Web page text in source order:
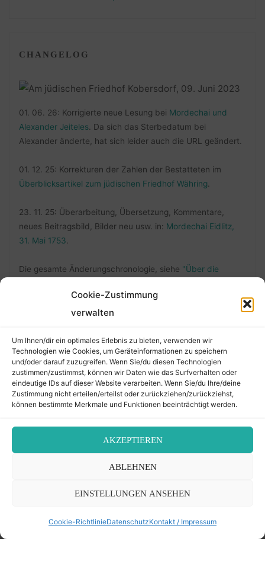
Cookie-Zustimmung
verwalten
Um Ihnen/dir ein optimales Erlebnis zu bieten, verwenden wir
Technologien wie Cookies, um Geräteinformationen zu speichern
und/oder darauf zuzugreifen. Wenn Sie/du diesen Technologien
zustimmen/zustimmst, können wir Daten wie das Surfverhalten oder
eindeutige IDs auf dieser Website verarbeiten. Wenn Sie/du Ihre/deine
Zustimmung nicht erteilen/erteilst oder zurückziehen/zurückziehst,
können bestimmte Merkmale und Funktionen beeinträchtigt werden.
AKZEPTIEREN
ABLEHNEN
EINSTELLUNGEN ANSEHEN
Cookie-RichtlinieDatenschutzKontakt / Impressum
CHANGELOG
01. 06. 26: Korrigierte neue Lesung bei Mordechai und
Alexander Jeiteles. Da sich das Sterbedatum bei
Alexander änderte, hat sich leider auch die URL geändert.
01. 12. 25: Korrekturen der Zahlen der Bestatteten im
Überblicksartikel zum jüdischen Friedhof Währing.
23. 11. 25: Überarbeitung, Übersetzung, Kommentare,
neues Beitragsbild, Bilder neu usw. in: Mordechai Eidlitz,
31. Mai 1753.
Die gesamte Änderungschronologie, siehe "Über die
FOLLOW ME
Kontakt / Impressum